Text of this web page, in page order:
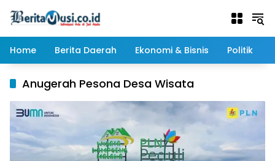
Home
Berita Daerah Ekonomi & Bisnis Politik
Anugerah Pesona Desa Wisata